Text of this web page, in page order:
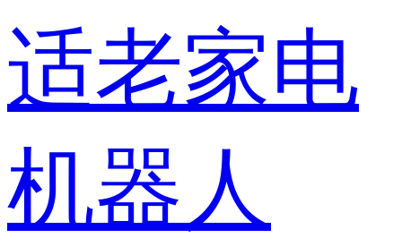
适老家电
机器人